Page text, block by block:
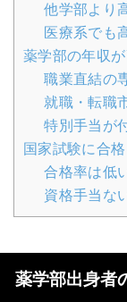
他学部より
医療系でも
薬学部の年収
職業直結の
就職・転職
特別手当が
国家試験に合
合格率は低
資格手当な
薬学部出身者